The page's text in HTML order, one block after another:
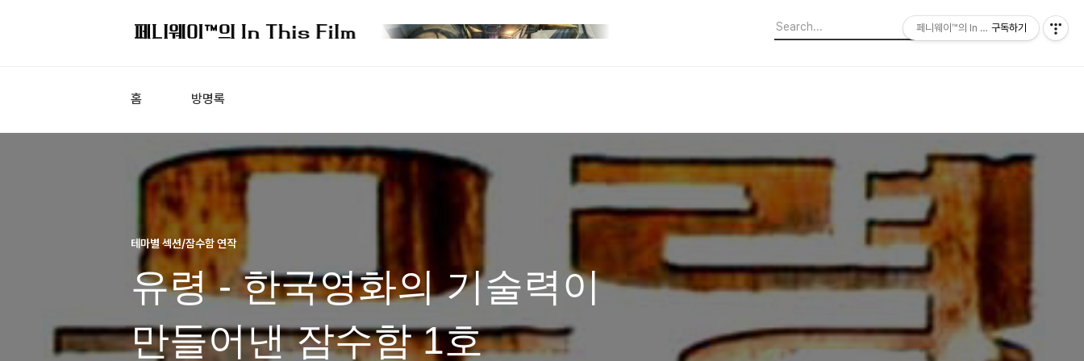
홈 방명록
테마별 섹션/잠수함 연작
유령 - 한국영화의 기술력이
만들어낸 잠수함 1호
페니웨이™의 In This Film
구독하기